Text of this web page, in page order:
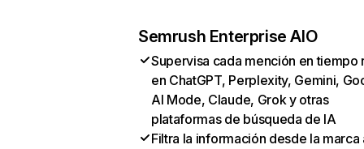
Semrush Enterprise AIO
Supervisa cada mención en tiempo
en ChatGPT, Perplexity, Gemini,
AI Mode, Claude, Grok y otras
plataformas de búsqueda de IA
Filtra la información desde la marca